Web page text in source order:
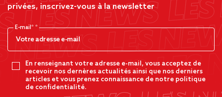
privées, inscrivez-vous à la newsletter
E-mail*
En renseignant votre adresse e-mail, vous acceptez de
recevoir nos dernères actualités ainsi que nos derniers
articles et vous prenez connaissance de notre politique
de confidentialité.